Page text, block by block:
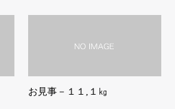
お見事－１１,１㎏